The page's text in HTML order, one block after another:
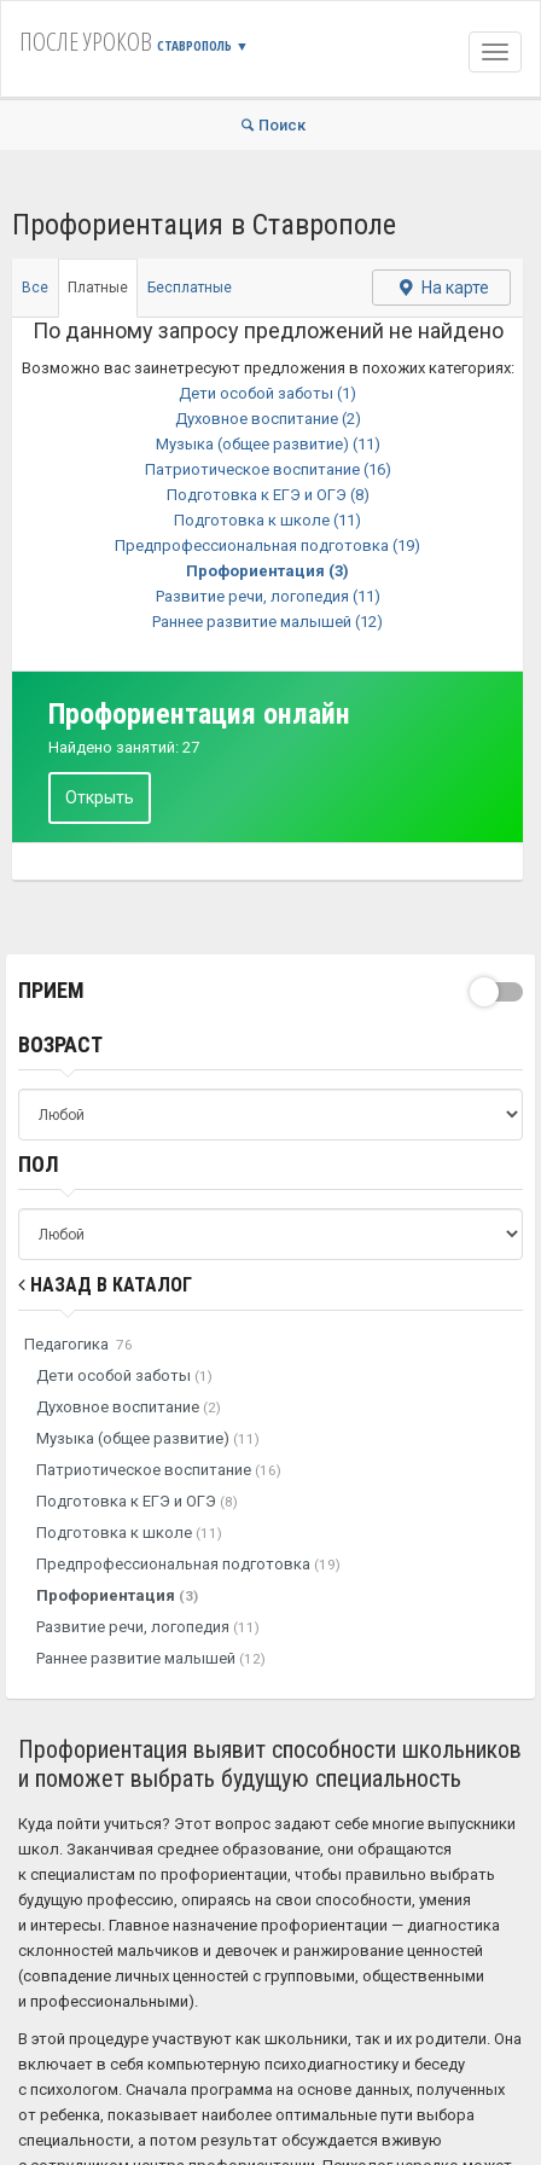
ПОСЛЕ УРОКОВ СТАВРОПОЛЬ ▼
Поиск
Профориентация в Ставрополе
Все Платные Бесплатные На карте
По данному запросу предложений не найдено
Возможно вас заинетресуют предложения в похожих категориях:
Дети особой заботы (1)
Духовное воспитание (2)
Музыка (общее развитие) (11)
Патриотическое воспитание (16)
Подготовка к ЕГЭ и ОГЭ (8)
Подготовка к школе (11)
Предпрофессиональная подготовка (19)
Профориентация (3)
Развитие речи, логопедия (11)
Раннее развитие малышей (12)
Профориентация онлайн
Найдено занятий: 27
Открыть
ПРИЕМ
ВОЗРАСТ
ПОЛ
НАЗАД В КАТАЛОГ
Педагогика 76
Дети особой заботы (1)
Духовное воспитание (2)
Музыка (общее развитие) (11)
Патриотическое воспитание (16)
Подготовка к ЕГЭ и ОГЭ (8)
Подготовка к школе (11)
Предпрофессиональная подготовка (19)
Профориентация (3)
Развитие речи, логопедия (11)
Раннее развитие малышей (12)
Профориентация выявит способности школьников
и поможет выбрать будущую специальность
Куда пойти учиться? Этот вопрос задают себе многие выпускники
школ. Заканчивая среднее образование, они обращаются
к специалистам по профориентации, чтобы правильно выбрать
будущую профессию, опираясь на свои способности, умения
и интересы. Главное назначение профориентации — диагностика
склонностей мальчиков и девочек и ранжирование ценностей
(совпадение личных ценностей с групповыми, общественными
и профессиональными).
В этой процедуре участвуют как школьники, так и их родители. Она
включает в себя компьютерную психодиагностику и беседу
с психологом. Сначала программа на основе данных, полученных
от ребенка, показывает наиболее оптимальные пути выбора
специальности, а потом результат обсуждается вживую